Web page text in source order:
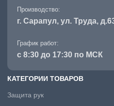
КАТЕГОРИИ ТОВАРОВ
Защита рук
Производство:
г. Сарапул, ул. Труда,
График работ:
с 8:30 до 17:30 по МСК